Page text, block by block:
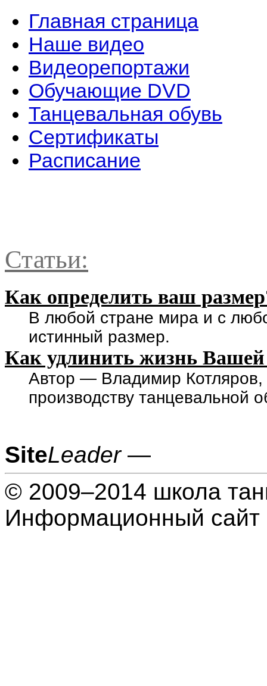
Главная страница
Наше видео
Видеорепортажи
Обучающие DVD
Танцевальная обувь
Сертификаты
Расписание
Статьи:
Как определить ваш
В любой стране мира и с
истинный размер.
Как удлинить жизнь Вашей
Автор — Владимир Котляров,
производству танцевальной
SiteLeader—
© 2009–2014 школа
Информационный сайт